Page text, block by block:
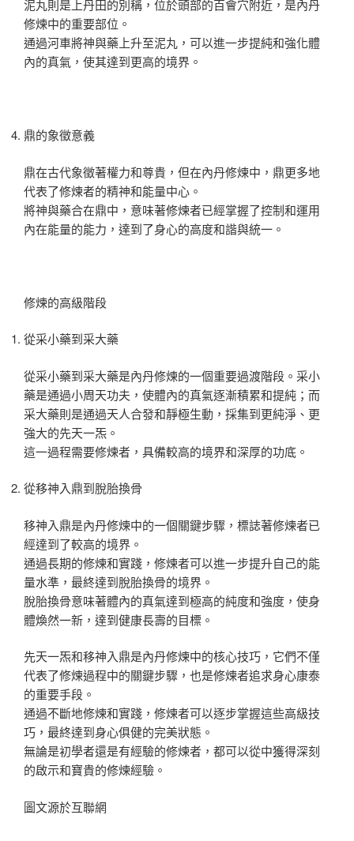
泥丸則是上丹田的別稱，位於頭部的百會穴附近，是內丹
修煉中的重要部位。
通過河車將神與藥上升至泥丸，可以進一步提純和強化體
內的真氣，使其達到更高的境界。
鼎的象徵意義
鼎在古代象徵著權力和尊貴，但在內丹修煉中，鼎更多地
代表了修煉者的精神和能量中心。
將神與藥合在鼎中，意味著修煉者已經掌握了控制和運用
內在能量的能力，達到了身心的高度和諧與統一。
修煉的高級階段
從采小藥到采大藥
從采小藥到采大藥是內丹修煉的一個重要過渡階段。采小
藥是通過小周天功夫，使體內的真氣逐漸積累和提純；而
采大藥則是通過天人合發和靜極生動，採集到更純淨、更
強大的先天一炁。
這一過程需要修煉者，具備較高的境界和深厚的功底。
從移神入鼎到脫胎換骨
移神入鼎是內丹修煉中的一個關鍵步驟，標誌著修煉者已
經達到了較高的境界。
通過長期的修煉和實踐，修煉者可以進一步提升自己的能
量水準，最終達到脫胎換骨的境界。
脫胎換骨意味著體內的真氣達到極高的純度和強度，使身
體煥然一新，達到健康長壽的目標。
先天一炁和移神入鼎是內丹修煉中的核心技巧，它們不僅
代表了修煉過程中的關鍵步驟，也是修煉者追求身心康泰
的重要手段。
通過不斷地修煉和實踐，修煉者可以逐步掌握這些高級技
巧，最終達到身心俱健的完美狀態。
無論是初學者還是有經驗的修煉者，都可以從中獲得深刻
的啟示和寶貴的修煉經驗。
圖文源於互聯網